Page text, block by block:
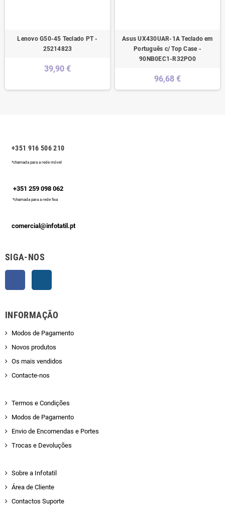
Lenovo G50-45 Teclado PT -
25214823
39,90 €
Asus UX430UAR-1A Teclado em
Português c/ Top Case -
90NB0EC1-R32PO0
96,68 €
+351 916 506 210
*chamada para a rede móvel
+351 259 098 062
*chamada para a rede fixa
comercial@infotatil.pt
SIGA-NOS
Facebook
INFORMAÇÃO
Modos de Pagamento
Novos produtos
Os mais vendidos
Contacte-nos
Termos e Condições
Modos de Pagamento
Envio de Encomendas e Portes
Trocas e Devoluções
Sobre a Infotatil
Área de Cliente
Contactos Suporte